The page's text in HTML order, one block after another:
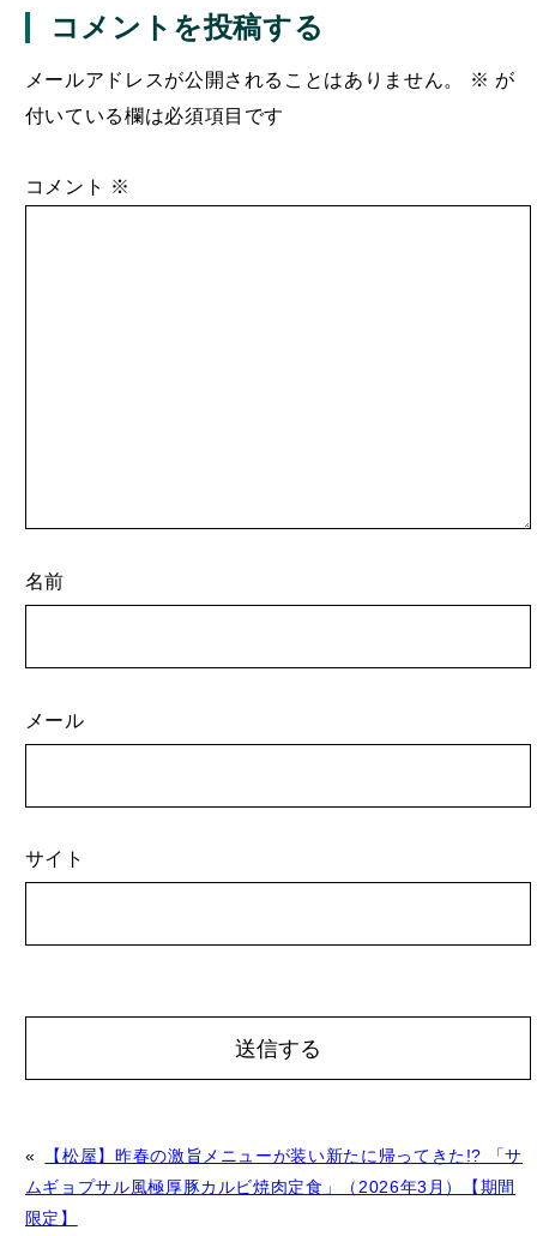
コメントを投稿する
メールアドレスが公開されることはありません。 ※ が
付いている欄は必須項目です
コメント ※
名前
メール
サイト
«
【松屋】昨春の激旨メニューが装い新たに帰ってきた!? 「サ
ムギョプサル風極厚豚カルビ焼肉定食」（2026年3月）【期間
限定】